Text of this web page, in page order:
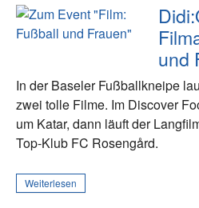
und
In der Baseler Fußballkneipe
zwei tolle Filme. Im Discover
um Katar, dann läuft der
Top-Klub FC Rosengård.
Weiterlesen